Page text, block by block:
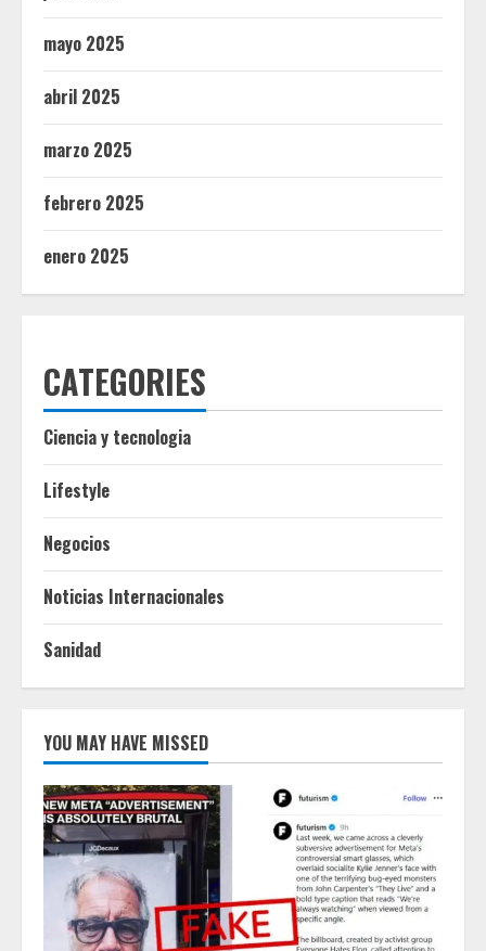
mayo 2025
abril 2025
marzo 2025
febrero 2025
enero 2025
CATEGORIES
Ciencia y tecnologia
Lifestyle
Negocios
Noticias Internacionales
Sanidad
YOU MAY HAVE MISSED